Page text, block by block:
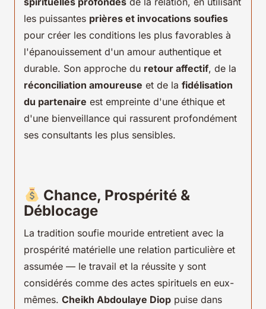
les puissantes prières et invocations soufies
pour créer les conditions les plus favorables à
l'épanouissement d'un amour authentique et
durable. Son approche du retour affectif, de la
réconciliation amoureuse et de la fidélisation
du partenaire est empreinte d'une éthique et
d'une bienveillance qui rassurent profondément
ses consultants les plus sensibles.
Chance, Prospérité &
Déblocage
La tradition soufie mouride entretient avec la
prospérité matérielle une relation particulière et
assumée — le travail et la réussite y sont
considérés comme des actes spirituels en eux-
mêmes. Cheikh Abdoulaye Diop puise dans